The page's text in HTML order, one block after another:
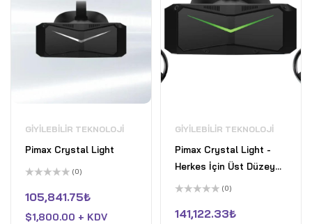
GIYILEBILIR TEKNOLOJI
Pimax Crystal Light
üzerinden
0
aldı
(0)
105,841.75₺
$1,800.00 + KDV
GIYILEBILIR TEKNOLOJI
Pimax Crystal Light -
Herkes İçin Üst Düzey
PC VR Başlığı
üzerinden
0
(0)
141,122.33₺